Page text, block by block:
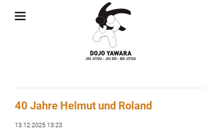
40 Jahre Helmut und Roland
13.12.2025 13:23